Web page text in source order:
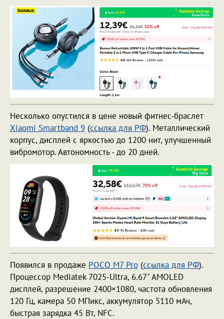
Несколько опустился в цене новый фитнес-браслет
Xiaomi Smartband 9 (ссылка для РФ). Металлический
корпус, дисплей с яркостью до 1200 нит, улучшенный
вибромотор. Автономность - до 20 дней.
Появился в продаже POCO M7 Pro (ссылка для РФ).
Процессор Mediatek 7025-Ultra, 6.67" AMOLED
дисплей, разрешение 2400×1080, частота обновления
120 Гц, камера 50 МПикс, аккумулятор 5110 мАч,
быстрая зарядка 45 Вт, NFC.